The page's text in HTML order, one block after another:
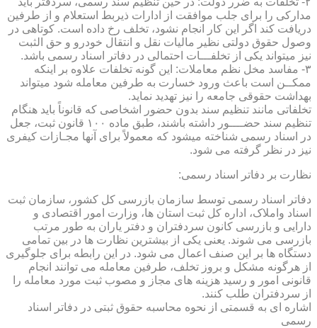
مدارکی را برای جلب موافقت از ادارات ذیربط استعلام و از طرفین
دریافت کند اگر این کار انجام نشود، تخلف رخ داده است. کوتاهی در
وصول حقوق دولتی نظیر مالیات نقل و انتقال خودرو و حق الثبت
نیز میتواند یکی از تخلفـــات احتمالی در دفاتر اسناد رسمی باشد.
۳- مفاسد مخل نظم معاملات: این گونه تخلفات علاوه بر اینکه
ممکــن است باعث ورود خسارت به طرفین معامله شود میتواند
بهداشت حقوقی جامعه را نیز تهدید نماید.
تخلفاتی مانند تنظیم سند بدون حضور اشخاصی که قانوناً باید هنگام
تنظیم سند حضــــور داشته باشند، طبق ماده ۱۰۰ قانون ثبت، جعل
در اسناد رسمی شناخته میشود که معمولاً برای آنها مجـازات کیفری
نیز در نظر گرفته می شود.
نظارت بر دفاتر اسناد رسمی:
دفاتر اسناد رسمی توسط سازمان بازرسی کل کشور، سازمان ثبت
اسناد واملاک، اداره کل ثبت استان ها، وزارت امور اقتصادی و
دارایی و بازرسی کانون سردفتران و دفتر یاران به طور مرتب
بازرسی می شوند. یعنی یکی از بیشترین نظارت ها در بین تمامی
دستگاه ها بر این صنف اعمال می شود. در این رابطه برای جلوگیری
از هرگونه مشکل و بروز تخلف، طرفین معامله می توانند انجام
قانونی امور و رسید هزینه های مجاز و مصوب ثبت مورد معامله را
از سردفتران طلب کنند.
اشاره ای به قسمتی از نحوه محاسبه حقوق ثبتی در دفاتر اسناد
رسمی